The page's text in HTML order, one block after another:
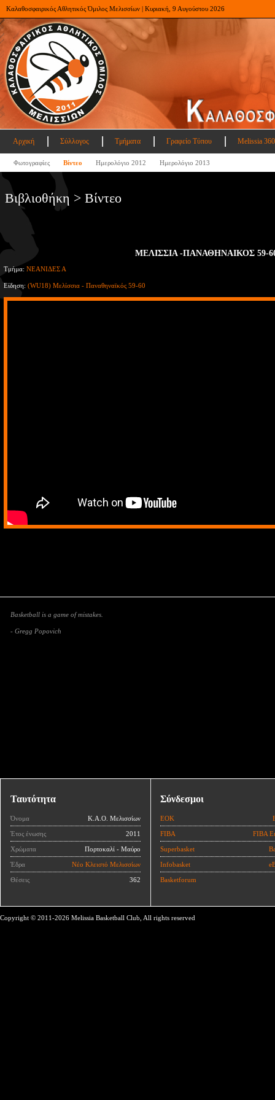
Καλαθοσφαιρικός Αθλητικός Όμιλος Μελισσίων | Κυριακή, 9 Αυγούστου 2026
Αρχική Σύλλογος Τμήματα Γραφείο Τύπου Melissia
Φωτογραφίες Βίντεο Ημερολόγιο 2012 Ημερολόγιο 2013
Βιβλιοθήκη > Βίντεο
ΜΕΛΙΣΣΙΑ -ΠΑΝΑΘΗΝΑΙΚΟΣ 59-
Τμήμα: ΝΕΑΝΙΔΕΣ Α
Είδηση: (WU18) Μελίσσια - Παναθηναϊκός 59-60
Basketball is a game of mistakes.
- Gregg Popovich
Ταυτότητα
Όνομα Κ.Α.Ο. Μελισσίων
Έτος ένωσης 2011
Χρώματα Πορτοκαλί - Μαύρο
Έδρα Νέο Κλειστό Μελισσίων
Θέσεις 362
Σύνδεσμοι
ΕΟΚ
FIBA FIBA
Superbasket
Infobasket
Basketforum
Copyright © 2011-2026 Melissia Basketball Club, All rights reserved